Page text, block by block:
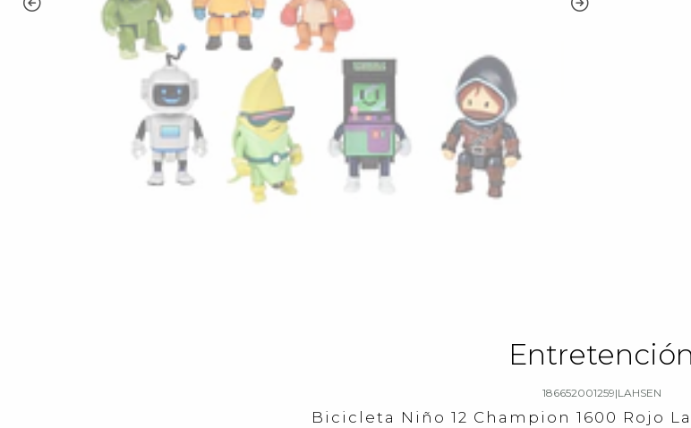
Entretención
186652001259|LAHSEN
Bicicleta Niño 12 Champion 1600 Rojo